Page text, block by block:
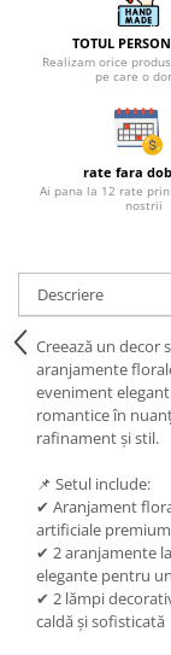
TOTUL
Realizam orice
pe care o
rate fara
Ai pana la 12 rate
nostrii
Descriere
Creează un decor
aranjamente
eveniment
romantice în
rafinament și stil.
📌 Setul include:
✔ Aranjament
artificiale
✔ 2 aranjamente
elegante pentru
✔ 2 lămpi
caldă și sofisticată